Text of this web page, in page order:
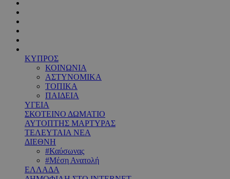
ΚΥΠΡΟΣ
ΚΟΙΝΩΝΙΑ
ΑΣΤΥΝΟΜΙΚΑ
ΤΟΠΙΚΑ
ΠΑΙΔΕΙΑ
ΥΓΕΙΑ
ΣΚΟΤΕΙΝΟ ΔΩΜΑΤΙΟ
ΑΥΤΟΠΤΗΣ ΜΑΡΤΥΡΑΣ
ΤΕΛΕΥΤΑΙΑ ΝΕΑ
ΔΙΕΘΝΗ
#Καύσωνας
#Μέση Ανατολή
ΕΛΛΑΔΑ